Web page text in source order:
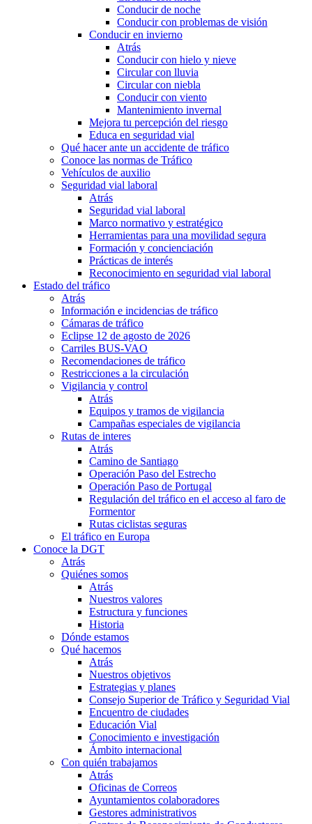
Conducir de noche
Conducir con problemas de visión
Conducir en invierno
Atrás
Conducir con hielo y nieve
Circular con lluvia
Circular con niebla
Conducir con viento
Mantenimiento invernal
Mejora tu percepción del riesgo
Educa en seguridad vial
Qué hacer ante un accidente de tráfico
Conoce las normas de Tráfico
Vehículos de auxilio
Seguridad vial laboral
Atrás
Seguridad vial laboral
Marco normativo y estratégico
Herramientas para una movilidad segura
Formación y concienciación
Prácticas de interés
Reconocimiento en seguridad vial laboral
Estado del tráfico
Atrás
Información e incidencias de tráfico
Cámaras de tráfico
Eclipse 12 de agosto de 2026
Carriles BUS-VAO
Recomendaciones de tráfico
Restricciones a la circulación
Vigilancia y control
Atrás
Equipos y tramos de vigilancia
Campañas especiales de vigilancia
Rutas de interes
Atrás
Camino de Santiago
Operación Paso del Estrecho
Operación Paso de Portugal
Regulación del tráfico en el acceso al faro de
Formentor
Rutas ciclistas seguras
El tráfico en Europa
Conoce la DGT
Atrás
Quiénes somos
Atrás
Nuestros valores
Estructura y funciones
Historia
Dónde estamos
Qué hacemos
Atrás
Nuestros objetivos
Estrategias y planes
Consejo Superior de Tráfico y Seguridad Vial
Encuentro de ciudades
Educación Vial
Conocimiento e investigación
Ámbito internacional
Con quién trabajamos
Atrás
Oficinas de Correos
Ayuntamientos colaboradores
Gestores administrativos